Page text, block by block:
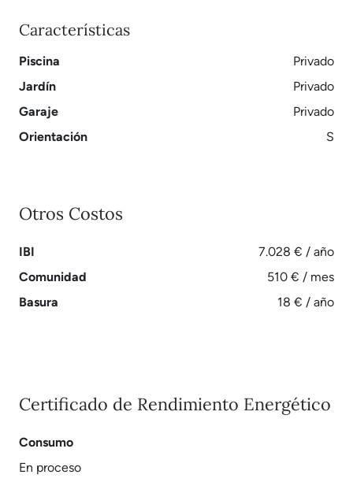
Características
Piscina
Privado
Jardín
Privado
Garaje
Privado
Orientación
S
Otros Costos
IBI
7.028 € / año
Comunidad
510 € / mes
Basura
18 € / año
Certificado de Rendimiento Energético
Consumo
En proceso